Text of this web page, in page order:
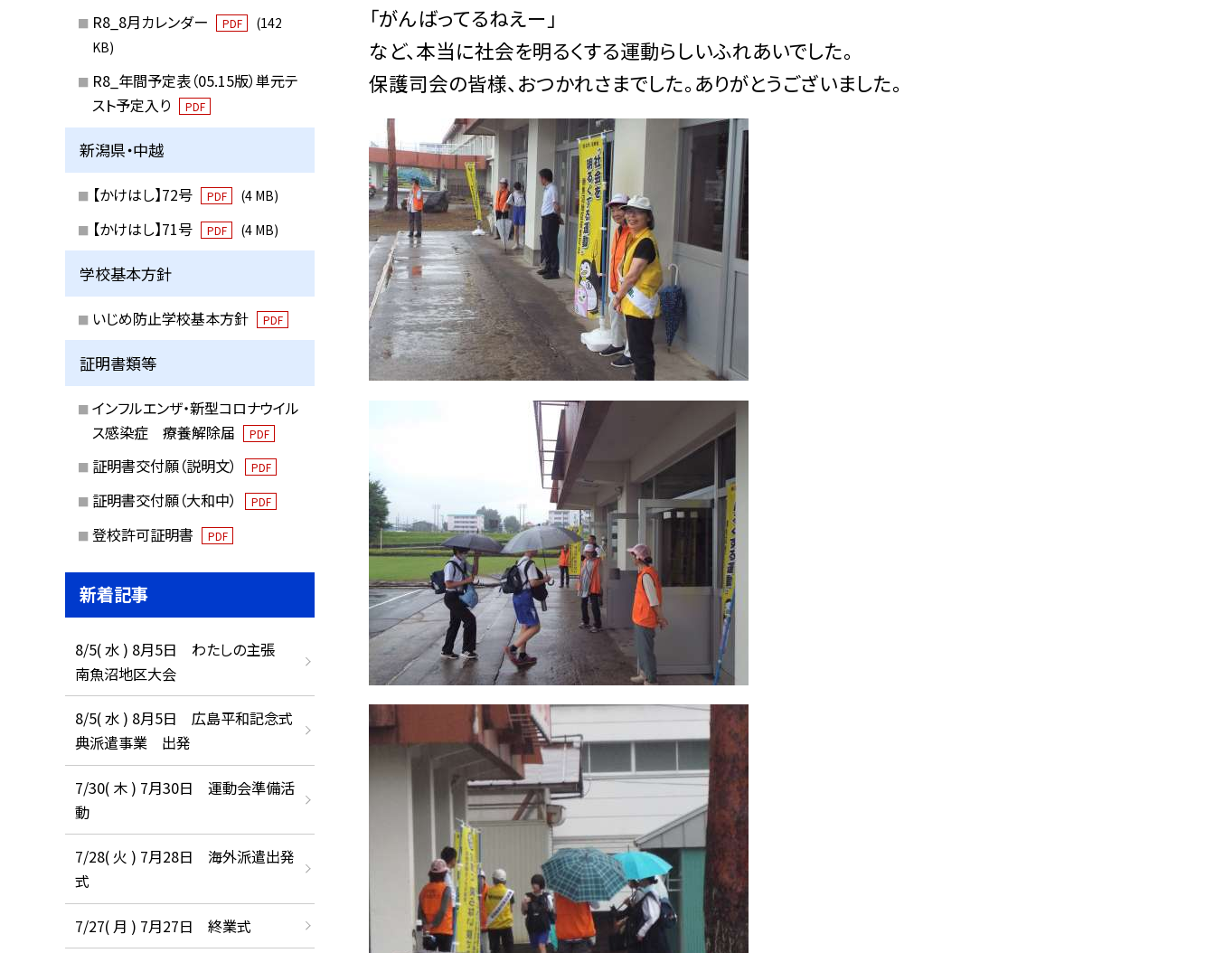
「がんばってるねえー」
など、本当に社会を明るくする運動らしいふれあいでした。
保護司会の皆様、おつかれさまでした。ありがとうございました。
R8_8月カレンダー PDF
(142
KB)
R8_年間予定表（05.15版）単元テ
スト予定入り
PDF
新潟県・中越
【かけはし】72号 PDF (4 MB)
【かけはし】71号 PDF (4 MB)
学校基本方針
いじめ防止学校基本方針 PDF
証明書類等
インフルエンザ・新型コロナウイル
ス感染症 療養解除届
PDF
証明書交付願（説明文） PDF
証明書交付願（大和中） PDF
登校許可証明書 PDF
新着記事
8/5( 水 ) 8月5日 わたしの主張
南魚沼地区大会
8/5( 水 ) 8月5日 広島平和記念式
典派遣事業 出発
7/30( 木 ) 7月30日 運動会準備活
動
7/28( 火 ) 7月28日 海外派遣出発
式
7/27( 月 ) 7月27日 終業式